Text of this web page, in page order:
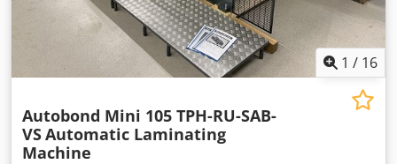
1 / 16
Autobond Mini 105 TPH-RU-SAB-
VSAutomatic Laminating
Machine